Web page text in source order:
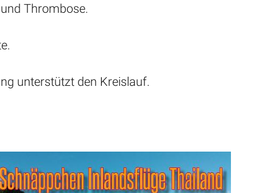
Thrombose.
unterstützt den Kreislauf.